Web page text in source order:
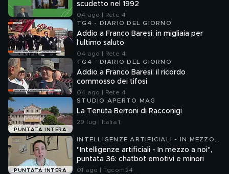
scudetto nel 1992
04 ago | Rete 4
TG4 - DIARIO DEL GIORNO
Addio a Franco Baresi: in migliaia per
l'ultimo saluto
04 ago | Rete 4
TG4 - DIARIO DEL GIORNO
Addio a Franco Baresi: il ricordo
commosso dei tifosi
04 ago | Rete 4
PUNTATA INTERA
STUDIO APERTO MAG
La Tenuta Berroni di Racconigi
29 lug | Italia 1
PUNTATA INTERA
INTELLIGENZE ARTIFICIALI - IN MEZZO
A NOI
"Intelligenze artificiali - In mezzo a noi",
puntata 36: chatbot emotivi e minori
01 ago | Tgcom24